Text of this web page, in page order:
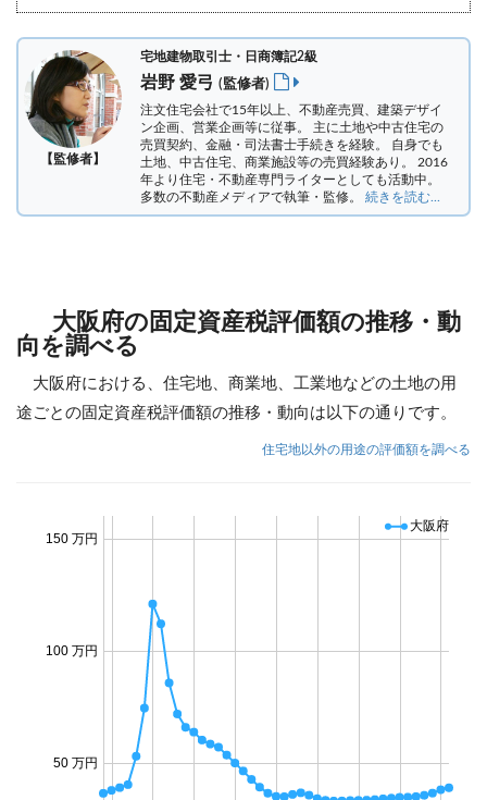
【監修者】
宅地建物取引士・日商簿記2級
岩野 愛弓 (監修者)
注文住宅会社で15年以上、不動産売買、建築デザイ
ン企画、営業企画等に従事。 主に土地や中古住宅の
売買契約、金融・司法書士手続きを経験。 自身でも
土地、中古住宅、商業施設等の売買経験あり。 2016
年より住宅・不動産専門ライターとしても活動中。
多数の不動産メディアで執筆・監修。 続きを読む...
大阪府の固定資産税評価額の推移・動
向を調べる
大阪府における、住宅地、商業地、工業地などの土地の用
途ごとの固定資産税評価額の推移・動向は以下の通りです。
住宅地以外の用途の評価額を調べる
50 万円
100 万円
150 万円
大阪府